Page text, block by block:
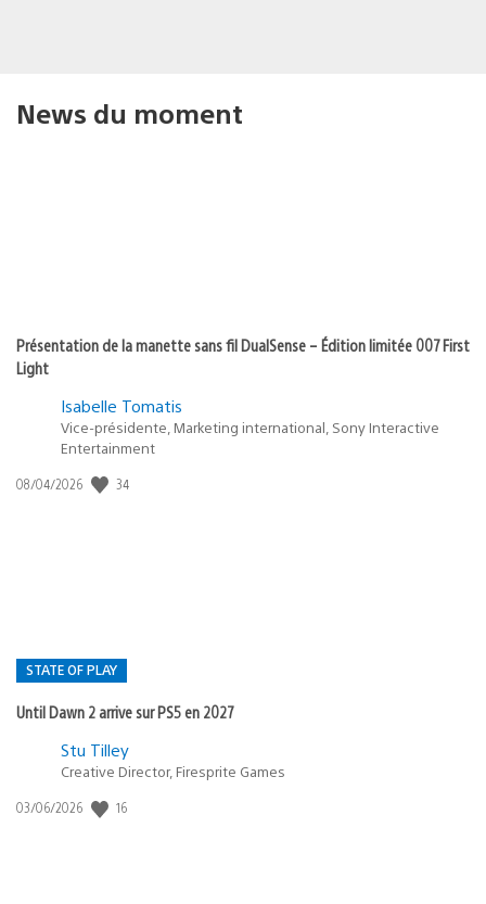
News du moment
Présentation de la manette sans fil DualSense – Édition limitée 007 First
Light
Isabelle Tomatis
Vice-présidente, Marketing international, Sony Interactive
Entertainment
Date
08/04/2026 34
STATE OF PLAY
Until Dawn 2 arrive sur PS5 en 2027
Postée
:
Stu Tilley
Creative Director, Firesprite Games
Date
03/06/2026 16